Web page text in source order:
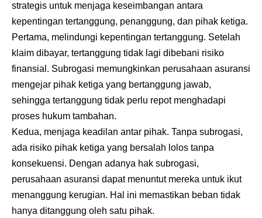
strategis untuk menjaga keseimbangan antara
kepentingan tertanggung, penanggung, dan pihak ketiga.
Pertama, melindungi kepentingan tertanggung. Setelah
klaim dibayar, tertanggung tidak lagi dibebani risiko
finansial. Subrogasi memungkinkan perusahaan asuransi
mengejar pihak ketiga yang bertanggung jawab,
sehingga tertanggung tidak perlu repot menghadapi
proses hukum tambahan.
Kedua, menjaga keadilan antar pihak. Tanpa subrogasi,
ada risiko pihak ketiga yang bersalah lolos tanpa
konsekuensi. Dengan adanya hak subrogasi,
perusahaan asuransi dapat menuntut mereka untuk ikut
menanggung kerugian. Hal ini memastikan beban tidak
hanya ditanggung oleh satu pihak.